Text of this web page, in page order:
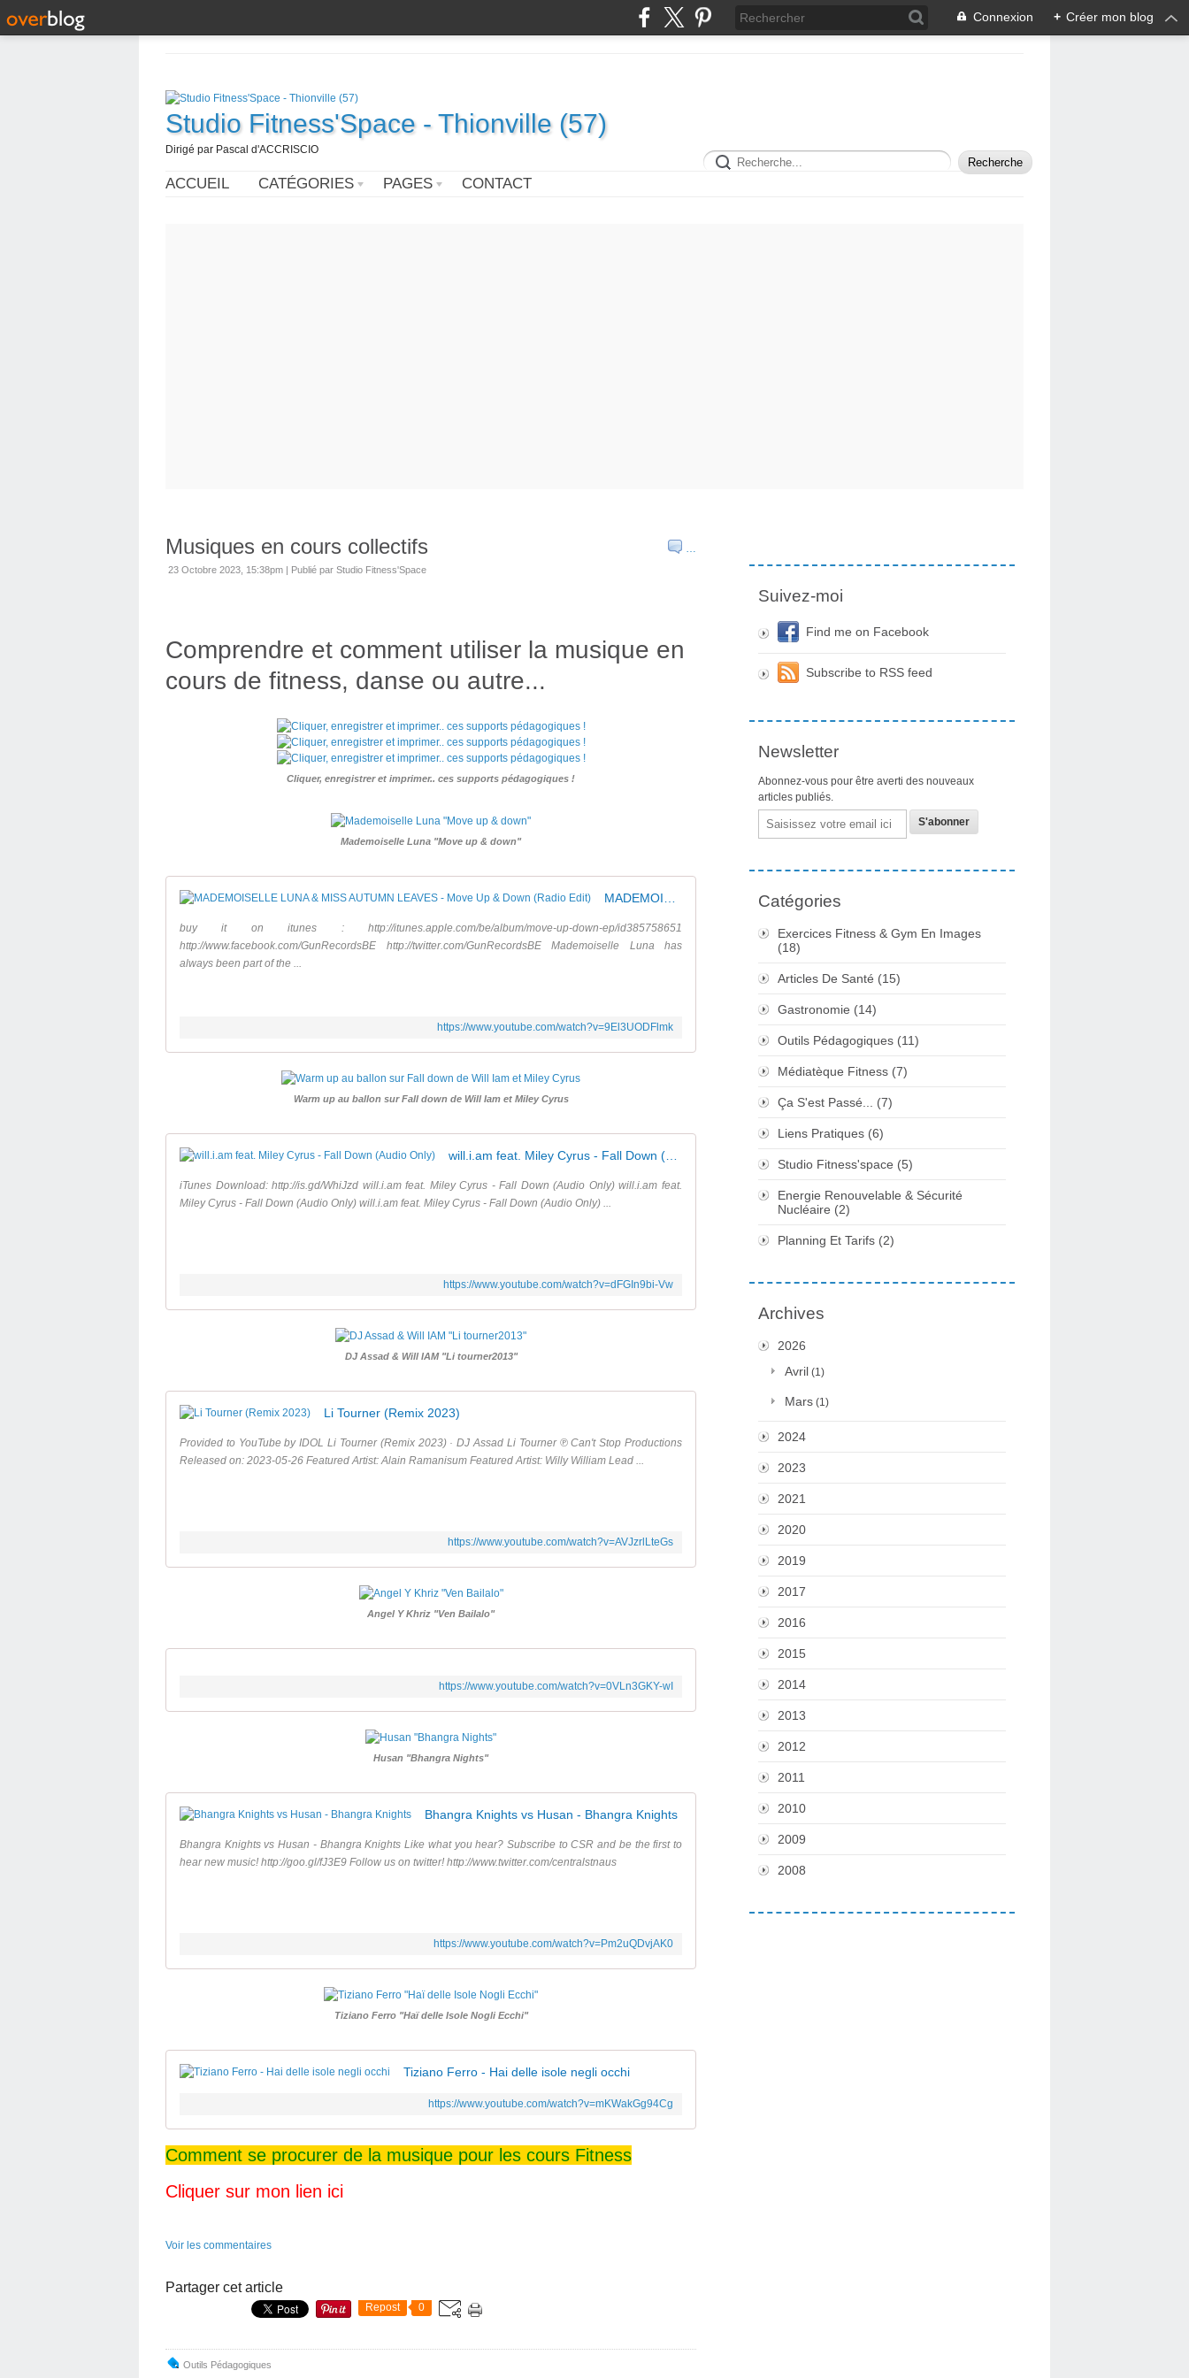
Connexion + Créer mon blog
Studio Fitness'Space - Thionville (57)
Dirigé par Pascal d'ACCRISCIO
ACCUEIL CATÉGORIES PAGES CONTACT
…
Musiques en cours collectifs
23 Octobre 2023, 15:38pm | Publié par Studio Fitness'Space
Comprendre et comment utiliser la musique en
cours de fitness, danse ou autre...
Cliquer, enregistrer et imprimer.. ces supports pédagogiques !
Mademoiselle Luna "Move up & down"
buy it on itunes : http://itunes.apple.com/be/album/move-up-down-ep/id385758651
http://www.facebook.com/GunRecordsBE http://twitter.com/GunRecordsBE Mademoiselle Luna has
always been part of the ...
https://www.youtube.com/watch?v=9El3UODFlmk
Warm up au ballon sur Fall down de Will Iam et Miley Cyrus
iTunes Download: http://is.gd/WhiJzd will.i.am feat. Miley Cyrus - Fall Down (Audio Only) will.i.am feat.
Miley Cyrus - Fall Down (Audio Only) will.i.am feat. Miley Cyrus - Fall Down (Audio Only) ...
https://www.youtube.com/watch?v=dFGIn9bi-Vw
DJ Assad & Will IAM "Li tourner2013"
Li Tourner (Remix 2023)
Provided to YouTube by IDOL Li Tourner (Remix 2023) · DJ Assad Li Tourner ℗ Can't Stop Productions
Released on: 2023-05-26 Featured Artist: Alain Ramanisum Featured Artist: Willy William Lead ...
https://www.youtube.com/watch?v=AVJzrlLteGs
Angel Y Khriz "Ven Bailalo"
https://www.youtube.com/watch?v=0VLn3GKY-wI
Husan "Bhangra Nights"
Bhangra Knights vs Husan - Bhangra Knights
Bhangra Knights vs Husan - Bhangra Knights Like what you hear? Subscribe to CSR and be the first to
hear new music! http://goo.gl/fJ3E9 Follow us on twitter! http://www.twitter.com/centralstnaus
https://www.youtube.com/watch?v=Pm2uQDvjAK0
Tiziano Ferro "Haï delle Isole Nogli Ecchi"
Tiziano Ferro - Hai delle isole negli occhi
https://www.youtube.com/watch?v=mKWakGg94Cg
Comment se procurer de la musique pour les cours Fitness
Cliquer sur mon lien ici
Voir les commentaires
Partager cet article
Repost 0
Outils Pédagogiques
Suivez-moi
Find me on Facebook
Subscribe to RSS feed
Newsletter
Abonnez-vous pour être averti des nouveaux
articles publiés.
Email
Catégories
Exercices Fitness & Gym En Images
(18)
Articles De Santé (15)
Gastronomie (14)
Outils Pédagogiques (11)
Médiatèque Fitness (7)
Ça S'est Passé... (7)
Liens Pratiques (6)
Studio Fitness'space (5)
Energie Renouvelable & Sécurité
Nucléaire (2)
Planning Et Tarifs (2)
Archives
2026
Avril (1)
Mars (1)
2024
2023
2021
2020
2019
2017
2016
2015
2014
2013
2012
2011
2010
2009
2008